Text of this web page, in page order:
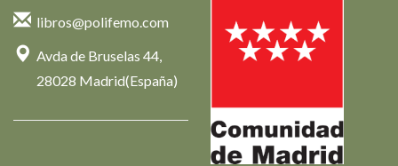
libros@polifemo.com
Avda de Bruselas 44,
28028 Madrid(España)